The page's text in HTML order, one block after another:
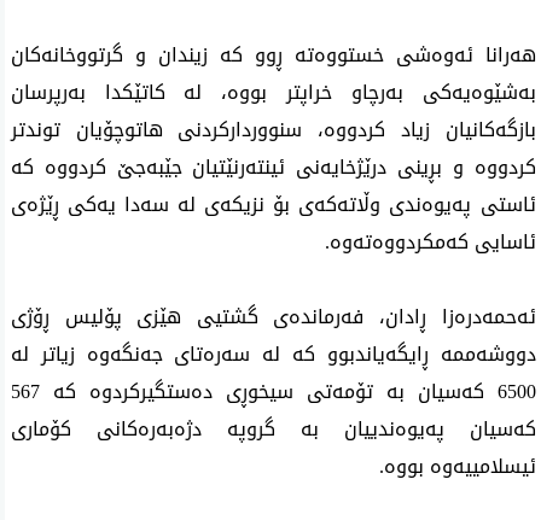
هەرانا ئەوەشی خستووەتە ڕوو کە زیندان و گرتووخانەکان
بەشێوەیەکی بەرچاو خراپتر بووە، لە کاتێکدا بەرپرسان
بازگەکانیان زیاد کردووە، سنووردارکردنی هاتوچۆیان توندتر
کردووە و بڕینی درێژخایەنی ئینتەرنێتیان جێبەجێ کردووە کە
ئاستی پەیوەندی وڵاتەکەی بۆ نزیکەی لە سەدا یەکی ڕێژەی
ئاسایی کەمکردووەتەوە.
ئەحمەدرەزا ڕادان، فەرماندەی گشتیی هێزی پۆلیس ڕۆژی
دووشەممە ڕایگەیاندبوو کە لە سەرەتای جەنگەوە زیاتر لە
6500 کەسیان بە تۆمەتی سیخوڕی دەستگیرکردوە کە567
کەسیان پەیوەندییان بە گروپە دژەبەرەکانی کۆماری
ئیسلامییەوە بووە.